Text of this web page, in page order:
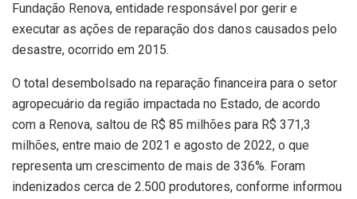
Fundação Renova, entidade responsável por gerir e
executar as ações de reparação dos danos causados pelo
desastre, ocorrido em 2015.
O total desembolsado na reparação financeira para o setor
agropecuário da região impactada no Estado, de acordo
com a Renova, saltou de R$ 85 milhões para R$ 371,3
milhões, entre maio de 2021 e agosto de 2022, o que
representa um crescimento de mais de 336%. Foram
indenizados cerca de 2.500 produtores, conforme informou